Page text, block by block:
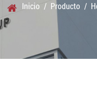
Inicio / Producto /